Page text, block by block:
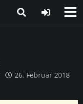
26. Februar 2018